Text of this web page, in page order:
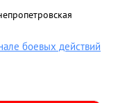
боевых действий